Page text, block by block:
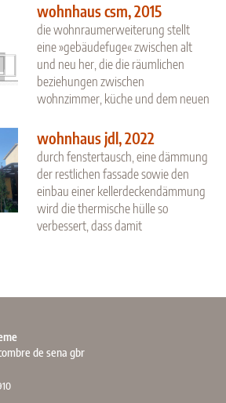
wohnhaus csm, 2015
die wohnraumerweiterung stellt
eine »gebäudefuge« zwischen alt
und neu her, die die räumlichen
beziehungen zwischen
wohnzimmer, küche und dem neuen
wohnhaus jdl, 2022
durch fenstertausch, eine dämmung
der restlichen fassade sowie den
einbau einer kellerdeckendämmung
wird die thermische hülle so
verbessert, dass damit
de sena gbr